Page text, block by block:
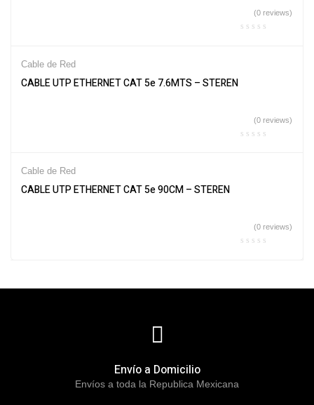
(0 reviews)
Cable de Red
CABLE UTP ETHERNET CAT 5e 7.6MTS – STEREN
(0 reviews)
Cable de Red
CABLE UTP ETHERNET CAT 5e 90CM – STEREN
(0 reviews)
Envío a Domicilio
Envíos a toda la Republica Mexicana